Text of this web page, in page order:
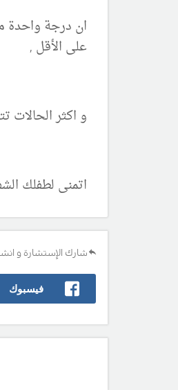
ان درجة واحدة
على الأقل ,
و اكثر الحالات
اتمنى لطفلك
شارك الإستشارة و
فيسبوك